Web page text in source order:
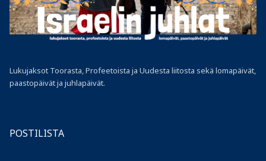
Lukujaksot Toorasta, Profeetoista ja Uudesta liitosta sekä lomapäivät,
paastopäivät ja juhlapäivät.
POSTILISTA